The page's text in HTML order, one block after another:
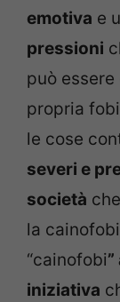
emotiva e
pressioni
può
propria
le cose
severi e
società
la
“cainofobi
iniziativa